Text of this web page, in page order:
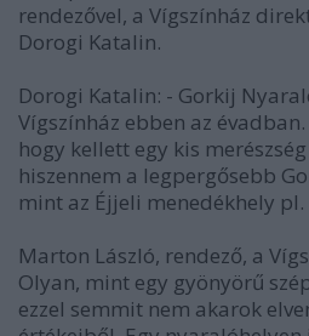
rendezővel, a Vígszínház
Dorogi Katalin.
Dorogi Katalin: - Gorkij
Vígszínház ebben az
hogy kellett egy kis
hiszennem a legpergősebb
mint az Éjjeli menedékhely pl.
Marton László, rendező, a
Olyan, mint egy gyönyörű
ezzel semmit nem akarok